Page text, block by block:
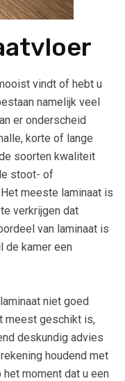
vindt of hebt u
namelijk veel
er onderscheid
korte of lange
soorten kwaliteit
stoot- of
meeste laminaat is
verkrijgen dat
van laminaat is
de kamer een
niet goed
meest geschikt is,
deskundig advies
houdend met
moment dat u een